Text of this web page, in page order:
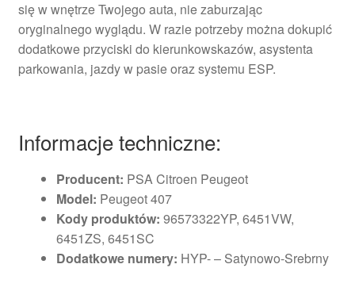
się w wnętrze Twojego auta, nie zaburzając
oryginalnego wyglądu. W razie potrzeby można dokupić
dodatkowe przyciski do kierunkowskazów, asystenta
parkowania, jazdy w pasie oraz systemu ESP.
Informacje techniczne:
Producent: PSA Citroen Peugeot
Model: Peugeot 407
Kody produktów: 96573322YP, 6451VW,
6451ZS, 6451SC
Dodatkowe numery: HYP- – Satynowo-Srebrny